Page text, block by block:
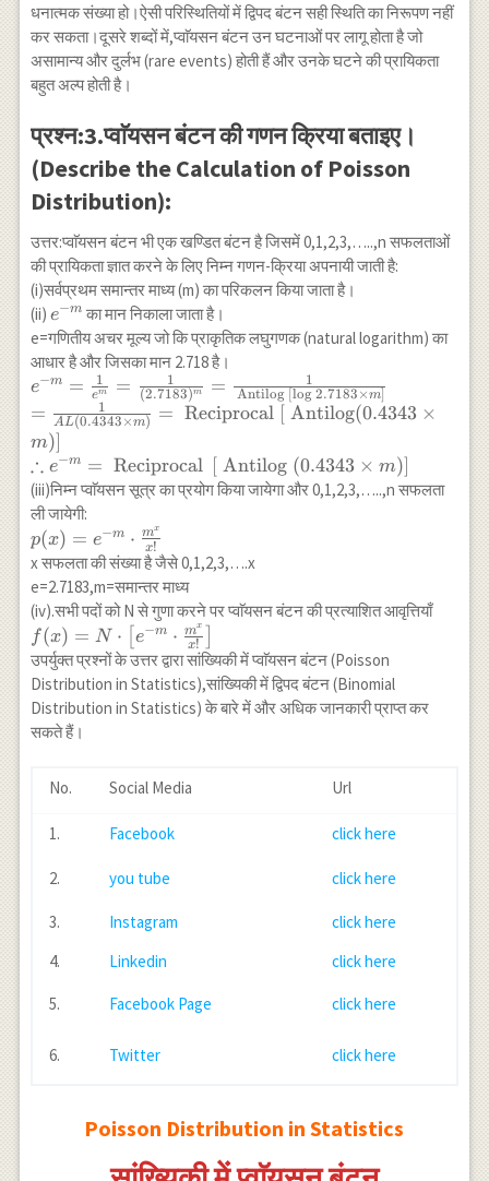
धनात्मक संख्या हो।ऐसी परिस्थितियों में द्विपद बंटन सही स्थिति का निरूपण नहीं
कर सकता।दूसरे शब्दों में,प्वाॅयसन बंटन उन घटनाओं पर लागू होता है जो
असामान्य और दुर्लभ (rare events) होती हैं और उनके घटने की प्रायिकता
बहुत अल्प होती है।
प्रश्न:3.प्वाॅयसन बंटन की गणन क्रिया बताइए।
(Describe the Calculation of Poisson
Distribution):
उत्तर:प्वाॅयसन बंटन भी एक खण्डित बंटन है जिसमें 0,1,2,3,…..,n सफलताओं
की प्रायिकता ज्ञात करने के लिए निम्न गणन-क्रिया अपनायी जाती है:
(i)सर्वप्रथम समान्तर माध्य (m) का परिकलन किया जाता है।
(ii) e^{-
m}
e−m का मान निकाला जाता है।
e=गणितीय अचर मूल्य जो कि प्राकृतिक लघुगणक (natural logarithm) का
आधार है और जिसका मान 2.718 है।
e^{-m}=\frac{1}
{e^m}=\frac{1}
{(2.7183)^m}=\frac{1}
{\text { Antilog } [
\log 2.7183 \times m]}
\\ =\frac{1}{A
L(0.4343 \times
m)}=\text {
Reciprocal }[\text {
Antilog} (0.4343 \times
m)] \\ \therefore e^{-
m}= \text { Reciprocal
} \left[\text { Antilog
}(0.4343 \times
m)\right]
e−m = em
1 = (2.7183)m
1 = Antilog [log 2.7183 ×m]
1
= AL(0.4343 ×m)
1 = Reciprocal [ Antilog(0.4343 ×
m)]
∴ e−m = Reciprocal [Antilog (0.4343 × m)]
(iii)निम्न प्वाॅयसन सूत्र का प्रयोग किया जायेगा और 0,1,2,3,…..,n सफलता
ली जायेगी:
p(x)=e^{-
m} \cdot
\frac{m^x}
{x!}
p(x) = e−m ⋅ x!
mx
x सफलता की संख्या है जैसे 0,1,2,3,….x
e=2.7183,m=समान्तर माध्य
(iv).सभी पदों को N से गुणा करने पर प्वाॅयसन बंटन की प्रत्याशित आवृत्तियाँ
f(x)=N
\cdot\left[e^{-
m} \cdot
\frac{m^x}
{x!}\right]
f(x) = N ⋅ e−m ⋅ x!
mx
उपर्युक्त प्रश्नों के उत्तर द्वारा सांख्यिकी में प्वाॅयसन बंटन (Poisson
Distribution in Statistics),सांख्यिकी में द्विपद बंटन (Binomial
Distribution in Statistics) के बारे में और अधिक जानकारी प्राप्त कर
सकते हैं।
No. Social Media Url
1. Facebook click here
2. you tube click here
3. Instagram
click here
4.
Linkedin click here
5. Facebook Page click here
6. Twitter click here
Poisson Distribution in Statistics